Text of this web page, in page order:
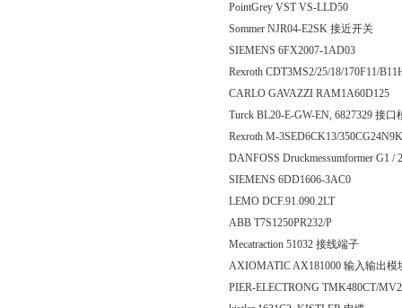
PointGrey VST VS-LLD50
Sommer NJR04-E2SK 接近开关
SIEMENS 6FX2007-1AD03
Rexroth CDT3MS2/25/18/170F11/
CARLO GAVAZZI RAM1A60D125
Turck BL20-E-GW-EN, 6827329 接口
Rexroth M-3SED6CK13/
DANFOSS Druckmessumformer G1
SIEMENS 6DD1606‐3AC0
LEMO DCF.91.090.2LT
ABB T7S1250PR232/P
Mecatraction 51032 接线端子
AXIOMATIC AX181000 输入输出模
PIER-ELECTRONG TMK480CT/